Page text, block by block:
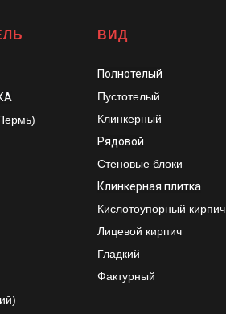
ВИД
Полнотелый
Пустотелый
Клинкерный
Рядовой
Стеновые блоки
Клинкерная плитка
Кислотоупорный кирпич
Лицевой кирпич
Гладкий
Фактурный